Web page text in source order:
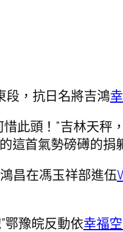
，抗日名將吉鴻
此頭！”吉林天
這首氣勢磅礡的捐
昌在馮玉祥部進伍
鄂豫皖反動依幸福